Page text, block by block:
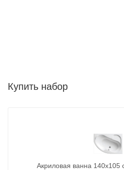
Купить набор
Акриловая ванна 140x105